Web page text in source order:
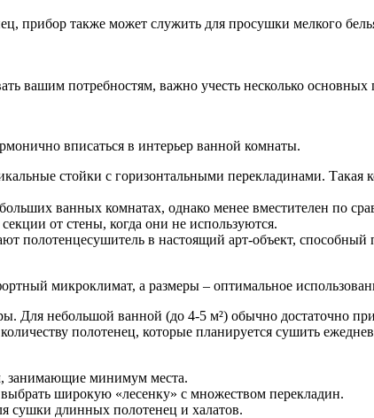
также может служить для просушки мелкого
вашим потребностям, важно учесть несколько основных
вписаться в интерьер ванной комнаты.
стойки с горизонтальными перекладинами. Такая
ванных комнатах, однако менее вместителен по
от стены, когда они не используются.
в настоящий арт-объект, способный
микроклимат, а размеры – оптимальное
Для небольшой ванной (до 4-5 м²) обычно достаточно
полотенец, которые планируется сушить
занимающие минимум места.
широкую «лесенку» с множеством перекладин.
сушки длинных полотенец и халатов.